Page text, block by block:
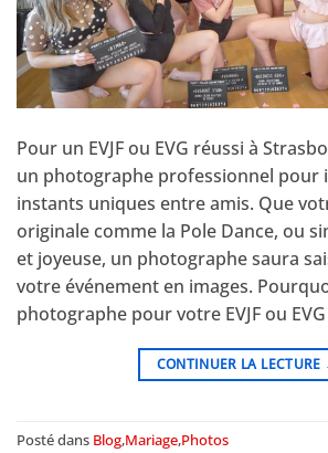
Pour un EVJF ou EVG réussi à
un photographe professionnel pour
instants uniques entre amis. Que
originale comme la Pole Dance, ou
et joyeuse, un photographe saura
votre événement en images.
photographe pour votre EVJF ou
CONTINUER LA LECTURE
Posté dans Blog,Mariage,Photos